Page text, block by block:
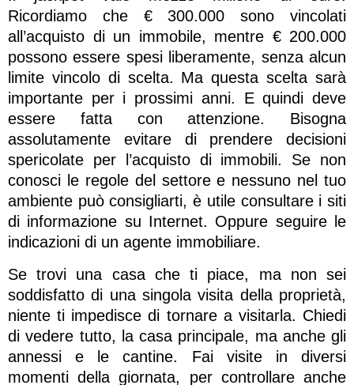
Ricordiamo che € 300.000 sono vincolati
all’acquisto di un immobile, mentre € 200.000
possono essere spesi liberamente, senza alcun
limite vincolo di scelta. Ma questa scelta sarà
importante per i prossimi anni. E quindi deve
essere fatta con attenzione. Bisogna
assolutamente evitare di prendere decisioni
spericolate per l’acquisto di immobili. Se non
conosci le regole del settore e nessuno nel tuo
ambiente può consigliarti, è utile consultare i siti
di informazione su Internet. Oppure seguire le
indicazioni di un agente immobiliare.
Se trovi una casa che ti piace, ma non sei
soddisfatto di una singola visita della proprietà,
niente ti impedisce di tornare a visitarla. Chiedi
di vedere tutto, la casa principale, ma anche gli
annessi e le cantine. Fai visite in diversi
momenti della giornata, per controllare anche